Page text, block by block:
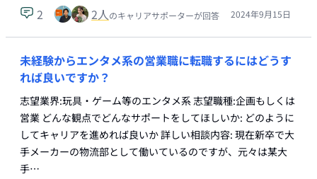
2 2人のキャリアサポーターが回答 2024年9月15日
未経験からエンタメ系の営業職に転職するにはどうす
れば良いですか？
志望業界:玩具・ゲーム等のエンタメ系 志望職種:企画もしくは
営業 どんな観点でどんなサポートをしてほしいか: どのように
してキャリアを進めれば良いか 詳しい相談内容: 現在新卒で大
手メーカーの物流部として働いているのですが、元々は某大
手…